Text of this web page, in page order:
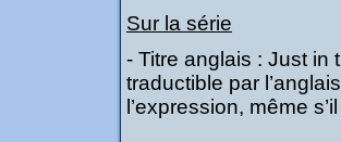
Sur la série
- Titre anglais : Just in
traductible par
l’expression, même